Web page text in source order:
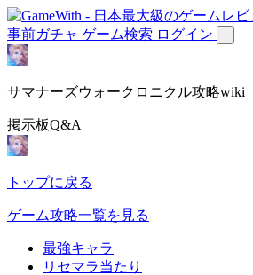
事前ガチャ ゲーム検索 ログイン
サマナーズウォークロニクル攻略wiki
掲示板Q&A
トップに戻る
ゲーム攻略一覧を見る
最強キャラ
リセマラ当たり